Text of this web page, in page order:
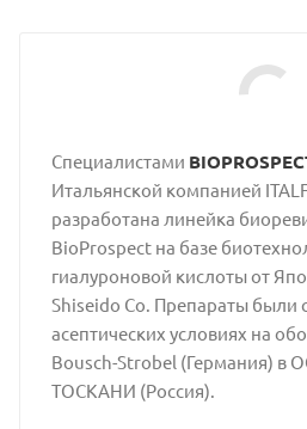
Специалистами
Итальянской компанией
разработана линейка
BioProspect на базе
гиалуроновой кислоты от
Shiseido Co. Препараты были
асептических условиях на
Bousch-Strobel (Германия) в
ТОСКАНИ (Россия).